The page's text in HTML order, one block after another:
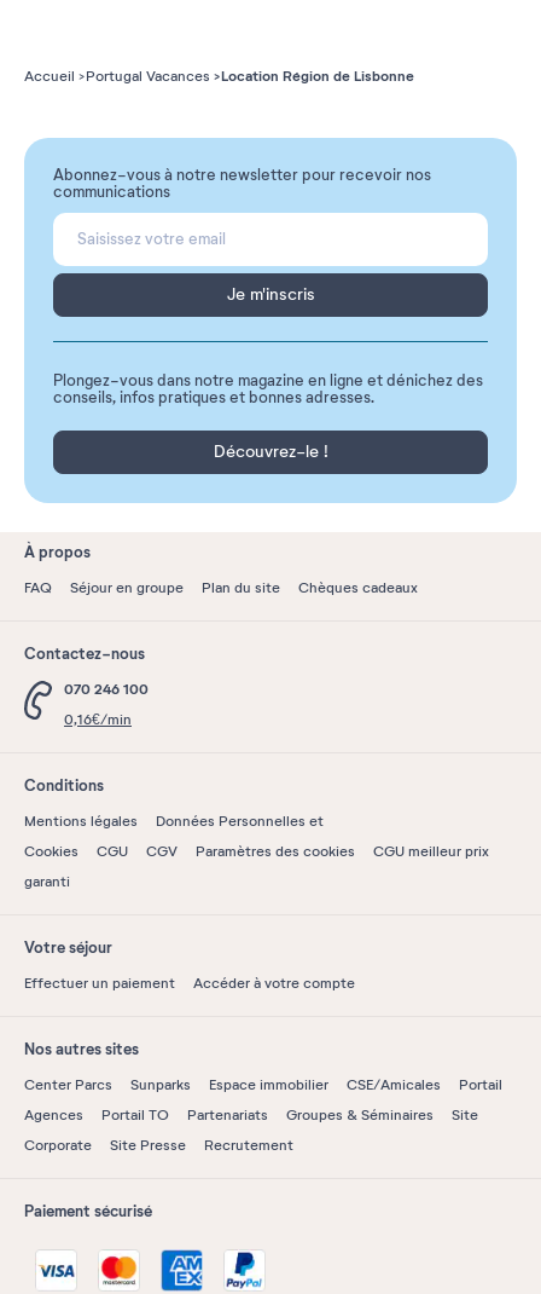
Accueil Portugal Vacances Location Région de Lisbonne
Abonnez-vous à notre newsletter pour recevoir nos
communications
Je m'inscris
Plongez-vous dans notre magazine en ligne et dénichez des
conseils, infos pratiques et bonnes adresses.
Découvrez-le !
À propos
FAQ Séjour en groupe Plan du site Chèques cadeaux
Contactez-nous
070 246 100
0,16€/min
Conditions
Mentions légales
Données Personnelles et
Cookies
CGU CGV Paramètres des cookies
CGU meilleur prix
garanti
Votre séjour
Effectuer un paiement Accéder à votre compte
Nos autres sites
Center Parcs Sunparks Espace immobilier CSE/Amicales
Portail
Agences
Portail TO Partenariats Groupes & Séminaires
Site
Corporate
Site Presse Recrutement
Paiement sécurisé